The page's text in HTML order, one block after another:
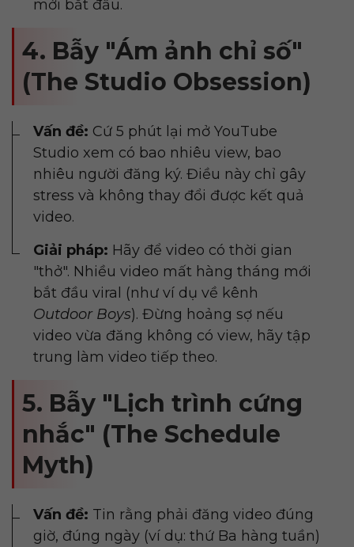
mới bắt đầu.
4. Bẫy "Ám ảnh chỉ số"
(The Studio Obsession)
Vấn đề: Cứ 5 phút lại mở YouTube
Studio xem có bao nhiêu view, bao
nhiêu người đăng ký. Điều này chỉ gây
stress và không thay đổi được kết quả
video.
Giải pháp: Hãy để video có thời gian
"thở". Nhiều video mất hàng tháng mới
bắt đầu viral (như ví dụ về kênh
Outdoor Boys). Đừng hoảng sợ nếu
video vừa đăng không có view, hãy tập
trung làm video tiếp theo.
5. Bẫy "Lịch trình cứng
nhắc" (The Schedule
Myth)
Vấn đề: Tin rằng phải đăng video đúng
giờ, đúng ngày (ví dụ: thứ Ba hàng tuần)